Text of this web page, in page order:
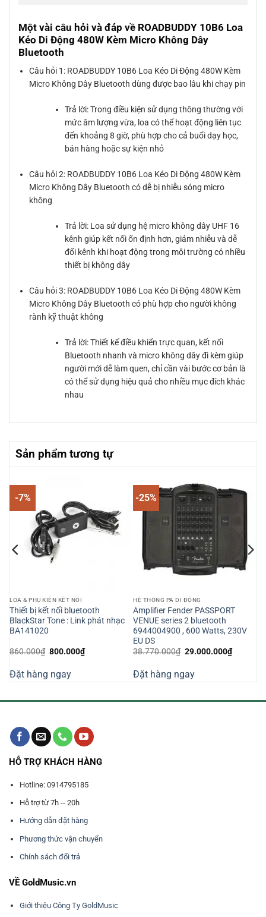
Một vài câu hỏi và đáp về ROADBUDDY 10B6 Loa
Kéo Di Động 480W Kèm Micro Không Dây
Bluetooth
Câu hỏi 1: ROADBUDDY 10B6 Loa Kéo Di Động 480W Kèm
Micro Không Dây Bluetooth dùng được bao lâu khi chạy pin
Trả lời: Trong điều kiện sử dụng thông thường với
mức âm lượng vừa, loa có thể hoạt động liên tục
đến khoảng 8 giờ, phù hợp cho cả buổi dạy học,
bán hàng hoặc sự kiện nhỏ
Câu hỏi 2: ROADBUDDY 10B6 Loa Kéo Di Động 480W Kèm
Micro Không Dây Bluetooth có dễ bị nhiễu sóng micro
không
Trả lời: Loa sử dụng hệ micro không dây UHF 16
kênh giúp kết nối ổn định hơn, giảm nhiễu và dễ
đổi kênh khi hoạt động trong môi trường có nhiều
thiết bị không dây
Câu hỏi 3: ROADBUDDY 10B6 Loa Kéo Di Động 480W Kèm
Micro Không Dây Bluetooth có phù hợp cho người không
rành kỹ thuật không
Trả lời: Thiết kế điều khiển trực quan, kết nối
Bluetooth nhanh và micro không dây đi kèm giúp
người mới dễ làm quen, chỉ cần vài bước cơ bản là
có thể sử dụng hiệu quả cho nhiều mục đích khác
nhau
Sản phẩm tương tự
-7%
LOA & PHỤ KIỆN KẾT NỐI
Thiết bị kết nối bluetooth
BlackStar Tone : Link phát nhạc
BA141020
860.000₫ Giá
860.000₫.
800.000₫Giá
hiện
Đặt hàng ngay
-25%
HỆ THỐNG PA DI ĐỘNG
Amplifier Fender PASSPORT
VENUE series 2 bluetooth
6944004900 , 600 Watts, 230V
EU DS
38.770.000₫ Giá
38.770.000₫.
29.000.000₫Giá
hiện
Đặt hàng ngay
HỖ TRỢ KHÁCH HÀNG
Hotline: 0914795185
Hỗ trợ từ 7h -- 20h
Hướng dẫn đặt hàng
Phương thức vận chuyển
Chính sách đổi trả
VỀ GoldMusic.vn
Giới thiệu Công Ty GoldMusic